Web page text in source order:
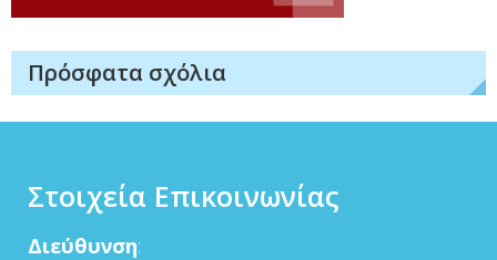
Πρόσφατα σχόλια
Στοιχεία Επικοινωνίας
Διεύθυνση: